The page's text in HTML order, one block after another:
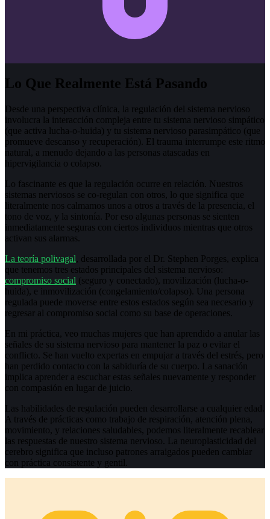
Lo Que Realmente Está Pasando
Desde una perspectiva clínica, la regulación del sistema nervioso
involucra la interacción compleja entre tu sistema nervioso simpático
(que activa lucha-o-huida) y tu sistema nervioso parasimpático (que
promueve descanso y recuperación). El trauma interrumpe este ritmo
natural, a menudo dejando a las personas atascadas en
hipervigilancia o colapso.
Lo fascinante es que la regulación ocurre en relación. Nuestros
sistemas nerviosos se co-regulan con otros, lo que significa que
literalmente nos calmamos unos a otros a través de la presencia, el
tono de voz, y la sintonía. Por eso algunas personas se sienten
inmediatamente seguras con ciertos individuos mientras que otros
activan sus alarmas.
La teoría polivagal, desarrollada por el Dr. Stephen Porges, explica
que tenemos tres estados principales del sistema nervioso:
compromiso social (seguro y conectado), movilización (lucha-o-
huida), e inmovilización (congelamiento/colapso). Una persona
regulada puede moverse entre estos estados según sea necesario y
regresar al compromiso social como su base de operaciones.
En mi práctica, veo muchas mujeres que han aprendido a anular las
señales de su sistema nervioso para mantener la paz o evitar el
conflicto. Se han vuelto expertas en empujar a través del estrés, pero
han perdido contacto con la sabiduría de su cuerpo. La sanación
implica aprender a escuchar estas señales nuevamente y responder
con compasión en lugar de juicio.
Las habilidades de regulación pueden desarrollarse a cualquier edad.
A través de prácticas como trabajo de respiración, atención plena,
movimiento, y relaciones saludables, podemos literalmente recablear
las respuestas de nuestro sistema nervioso. La neuroplasticidad del
cerebro significa que incluso patrones arraigados pueden cambiar
con práctica consistente y gentil.